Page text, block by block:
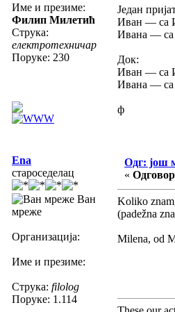
Име и презиме:
Филип Милетић
Струка:
електротехничар
Поруке: 230
Један
Иван — са
Ивана — са
Док:
Иван — са
Ивана —
ф
Ena
староседелац
Ван
мреже
Организација:
Име и презиме:
Струка: filolog
Поруке: 1.114
Одг: још
«
Koliko
(padežna
Milena, od